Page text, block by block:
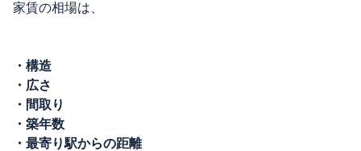
家賃の相場は、
・構造
・広さ
・間取り
・築年数
・最寄り駅からの距離